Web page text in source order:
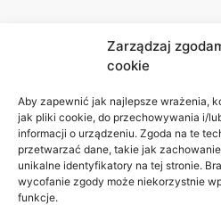
Zarządzaj
cookie
Aby zapewnić jak najlepsze wrażenia,
jak pliki cookie, do przechowywania i/
informacji o urządzeniu. Zgoda na te
przetwarzać dane, takie jak
unikalne identyfikatory na tej stronie.
wycofanie zgody może niekorzystnie
funkcje.
WSEI
ul.
4